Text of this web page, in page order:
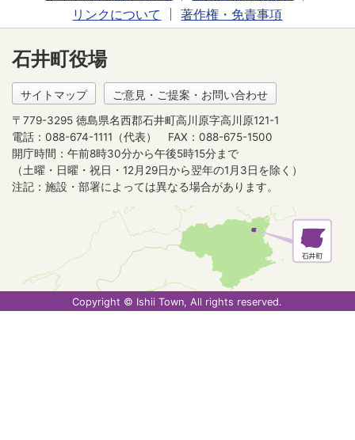
リンクについて
著作権・免責事項
石井町役場
サイトマップ ご意見・ご提案・お問い合わせ
〒779-3295 徳島県名西郡石井町高川原字高川原121-1
電話：088-674-1111（代表）
FAX：088-675-1500
開庁時間：午前8時30分から午後5時15分まで
（土曜・日曜・祝日・12月29日から翌年の1月3日を除く）
注記：施設・部署によっては異なる場合があります。
Copyright © Ishii Town, All rights reserved.